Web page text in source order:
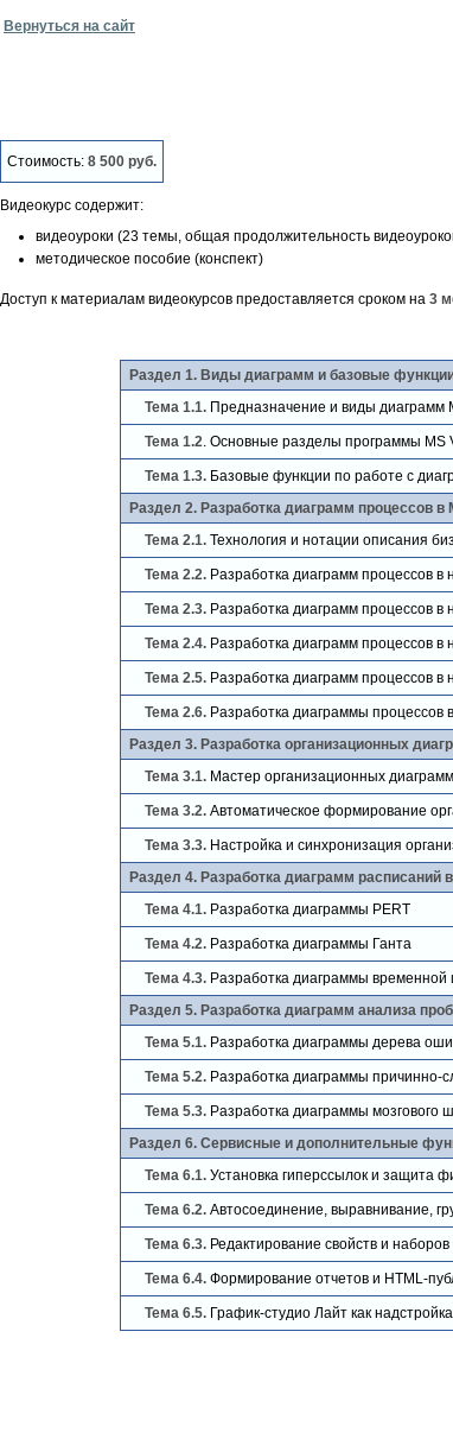
Вернуться на сайт
Стоимость: 8 500 руб.
Видеокурс содержит:
видеоуроки (23 темы, общая продолжительность
методическое пособие (конспект)
Доступ к материалам видеокурсов предоставляется сроком на 3
Раздел 1. Виды диаграмм и базовые
Тема 1.1. Предназначение и виды диаграмм
Тема 1.2. Основные разделы программы MS
Тема 1.3. Базовые функции по работе с
Раздел 2. Разработка диаграмм процессов в
Тема 2.1. Технология и нотации описания
Тема 2.2. Разработка диаграмм процессов в
Тема 2.3. Разработка диаграмм процессов в
Тема 2.4. Разработка диаграмм процессов
Тема 2.5. Разработка диаграмм процессов в
Тема 2.6. Разработка диаграммы процессов
Раздел 3. Разработка организационных
Тема 3.1. Мастер организационных диаграмм
Тема 3.2. Автоматическое формирование
Тема 3.3. Настройка и синхронизация
Раздел 4. Разработка диаграмм расписаний
Тема 4.1. Разработка диаграммы PERT
Тема 4.2. Разработка диаграммы Ганта
Тема 4.3. Разработка диаграммы временной
Раздел 5. Разработка диаграмм анализа
Тема 5.1. Разработка диаграммы дерева
Тема 5.2. Разработка диаграммы причинно-
Тема 5.3. Разработка диаграммы мозгового
Раздел 6. Сервисные и дополнительные
Тема 6.1. Установка гиперссылок и защита
Тема 6.2. Автосоединение, выравнивание,
Тема 6.3. Редактирование свойств и
Тема 6.4. Формирование отчетов и HTML-
Тема 6.5. График-студио Лайт как